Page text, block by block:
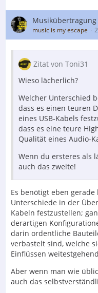
Musikübertragung
music is my escape
Zitat von Toni31
Wieso lächerlich?
Welcher Unterschied
dass es einen teuren
eines USB-Kabels
dass es eine teure
Qualität eines Audio-
Wenn du ersteres als
auch das zweite!
Es benötigt eben
Unterschiede in der
Kabeln festzustellen;
derartigen
darin ordentliche
verbastelt sind, welche
Einflüssen
Aber wenn man wie
auch das